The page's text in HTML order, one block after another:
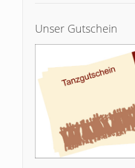
Unser Gutschein